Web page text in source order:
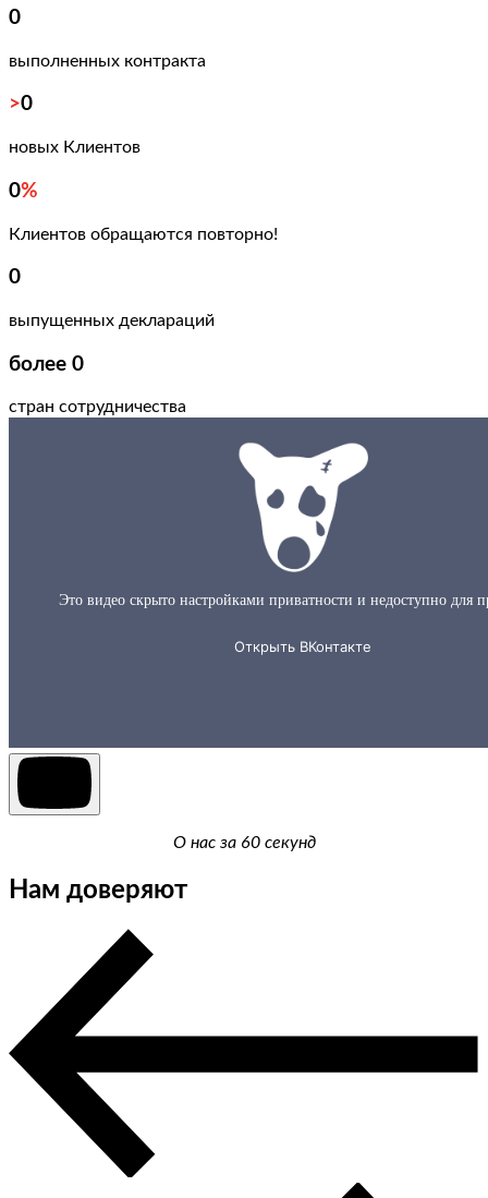
0
выполненных контракта
>0
новых Клиентов
0%
Клиентов обращаются повторно!
0
выпущенных деклараций
более 0
стран сотрудничества
О нас за 60 секунд
Нам доверяют